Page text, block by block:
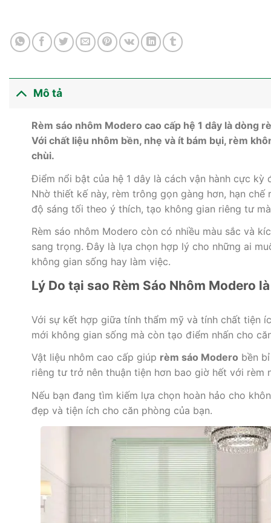
Mô tả
Rèm sáo nhôm Modero cao cấp hệ 1 dây là dòng
Với chất liệu nhôm bền, nhẹ và ít bám bụi, rèm
chùi.
Điểm nổi bật của hệ 1 dây là cách vận hành cực
Nhờ thiết kế này, rèm trông gọn gàng hơn, hạn
độ sáng tối theo ý thích, tạo không gian riêng tư
Rèm sáo nhôm Modero còn có nhiều màu sắc và
sang trọng. Đây là lựa chọn hợp lý cho những ai
không gian sống hay làm việc.
Lý Do tại sao Rèm Sáo Nhôm Modero
Với sự kết hợp giữa tính thẩm mỹ và tính chất tiện
mới không gian sống mà còn tạo điểm nhấn cho
Vật liệu nhôm cao cấp giúp rèm sáo Modero bền
riêng tư trở nên thuận tiện hơn bao giờ hết với rèm
Nếu bạn đang tìm kiếm lựa chọn hoàn hảo cho
đẹp và tiện ích cho căn phòng của bạn.